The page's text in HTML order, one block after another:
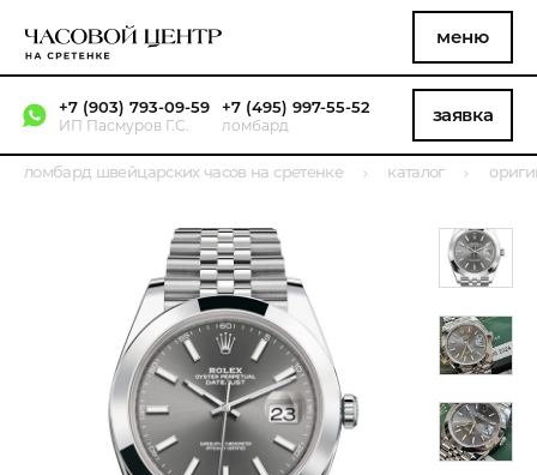
меню
+7 (903) 793-09-59
ИП Пасмуров Г.С.
+7 (495) 997-55-52
ломбард заявка
ломбард швейцарских часов на сретенке каталог